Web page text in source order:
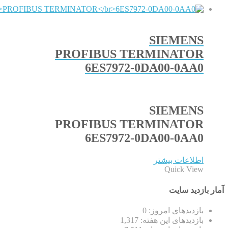
SIEMENS
PROFIBUS TERMINATOR
6ES7972-0DA00-0AA0
SIEMENS
PROFIBUS TERMINATOR
6ES7972-0DA00-0AA0
اطلاعات بیشتر
Quick View
آمار بازدید سایت
بازدیدهای امروز: 0
بازدیدهای این هفته: 1,317